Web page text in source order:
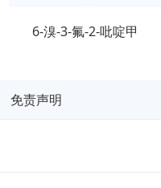
6-溴-3-氟-2-吡啶甲
免责声明